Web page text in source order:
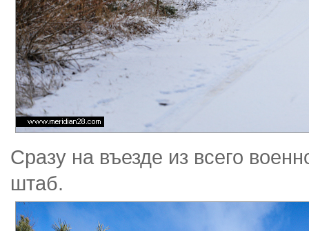
Сразу на въезде из всего
штаб.